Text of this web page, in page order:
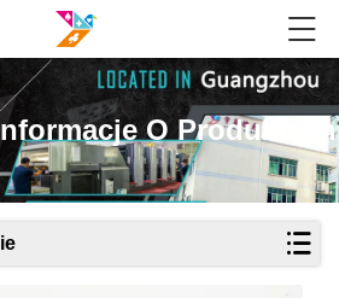
O Produktach